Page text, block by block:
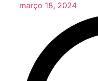
março 18, 2024